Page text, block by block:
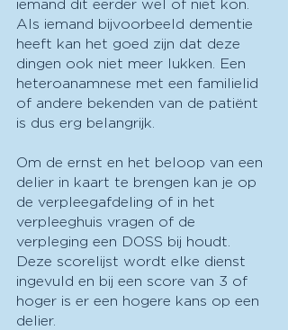
iemand dit eerder wel of niet kon.
Als iemand bijvoorbeeld dementie
heeft kan het goed zijn dat deze
dingen ook niet meer lukken. Een
heteroanamnese met een familielid
of andere bekenden van de patiënt
is dus erg belangrijk.
Om de ernst en het beloop van een
delier in kaart te brengen kan je op
de verpleegafdeling of in het
verpleeghuis vragen of de
verpleging een DOSS bij houdt.
Deze scorelijst wordt elke dienst
ingevuld en bij een score van 3 of
hoger is er een hogere kans op een
delier.